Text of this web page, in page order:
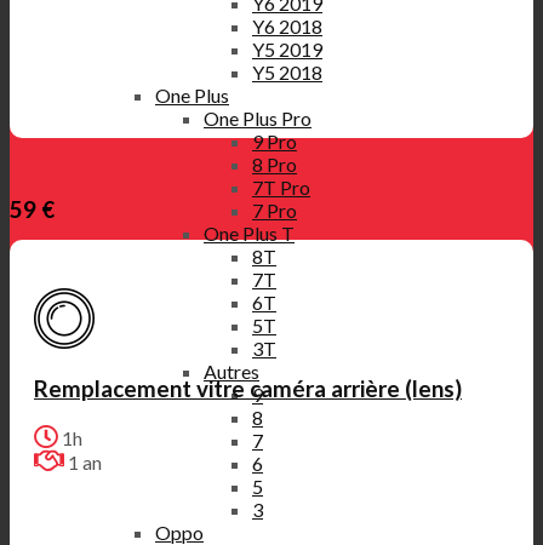
Y6 2018
Y5 2019
Y5 2018
One Plus
One Plus Pro
9 Pro
8 Pro
7T Pro
7 Pro
One Plus T
8T
7T
6T
5T
3T
Autres
9
8
7
6
5
3
Oppo
59 €
Remplacement vitre caméra arrière (lens)
1h
1 an